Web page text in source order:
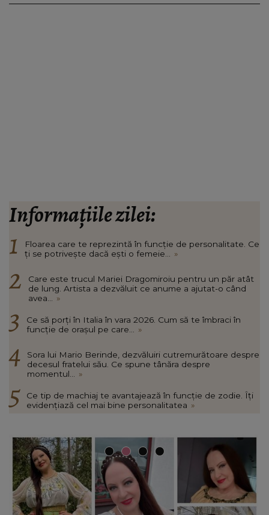
Informațiile zilei:
Floarea care te reprezintă în funcție de personalitate. Ce
ți se potrivește dacă ești o femeie...
»
Care este trucul Mariei Dragomiroiu pentru un păr atât
de lung. Artista a dezvăluit ce anume a ajutat-o când
avea...
»
Ce să porți în Italia în vara 2026. Cum să te îmbraci în
funcție de orașul pe care...
»
Sora lui Mario Berinde, dezvăluiri cutremurătoare despre
decesul fratelui său. Ce spune tânăra despre
momentul...
»
Ce tip de machiaj te avantajează în funcție de zodie. Îți
evidențiază cel mai bine personalitatea »